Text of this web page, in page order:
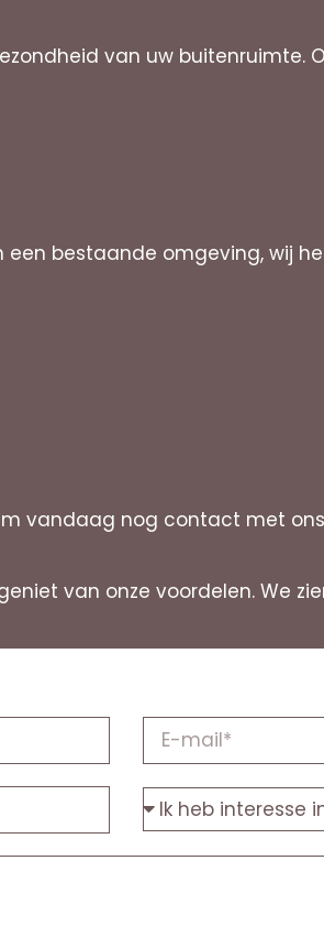
van uw buitenruimte.
bestaande omgeving, wij
vandaag nog contact met
van onze voordelen. We